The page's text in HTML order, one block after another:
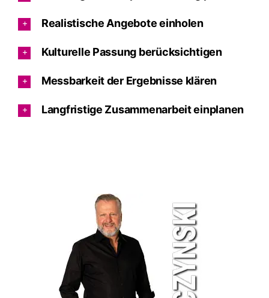
Realistische Angebote einholen
Kulturelle Passung berücksichtigen
Messbarkeit der Ergebnisse klären
Langfristige Zusammenarbeit einplanen